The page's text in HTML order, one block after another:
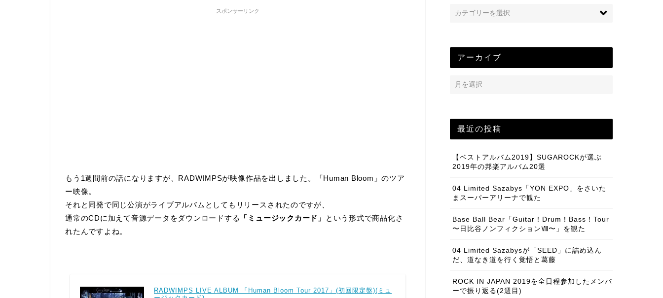
スポンサーリンク
もう1週間前の話になりますが、RADWIMPSが映像作品を出しました。「Human Bloom」のツア
ー映像。
それと同発で同じ公演がライブアルバムとしてもリリースされたのですが、
通常のCDに加えて音源データをダウンロードする
「ミュージックカード」
という形式で商品化さ
れたんですよね。
RADWIMPS LIVE ALBUM 「Human Bloom Tour 2017」(初回限定盤)(ミュ
アーカイブ
最近の投稿
【ベストアルバム2019】SUGAROCKが選ぶ
2019年の邦楽アルバム20選
04 Limited Sazabys「YON EXPO」をさいた
まスーパーアリーナで観た
Base Ball Bear「Guitar！Drum！Bass！Tour
〜日比谷ノンフィクションⅧ〜」を観た
04 Limited Sazabysが「SEED」に詰め込ん
だ、道なき道を行く覚悟と葛藤
ROCK IN JAPAN 2019を全日程参加したメンバ
ーで振り返る(2週目)